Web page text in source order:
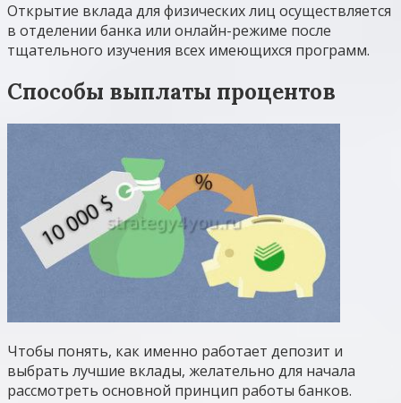
Открытие вклада для физических лиц осуществляется
в отделении банка или онлайн-режиме после
тщательного изучения всех имеющихся программ.
Способы выплаты процентов
Чтобы понять, как именно работает депозит и
выбрать лучшие вклады, желательно для начала
рассмотреть основной принцип работы банков.